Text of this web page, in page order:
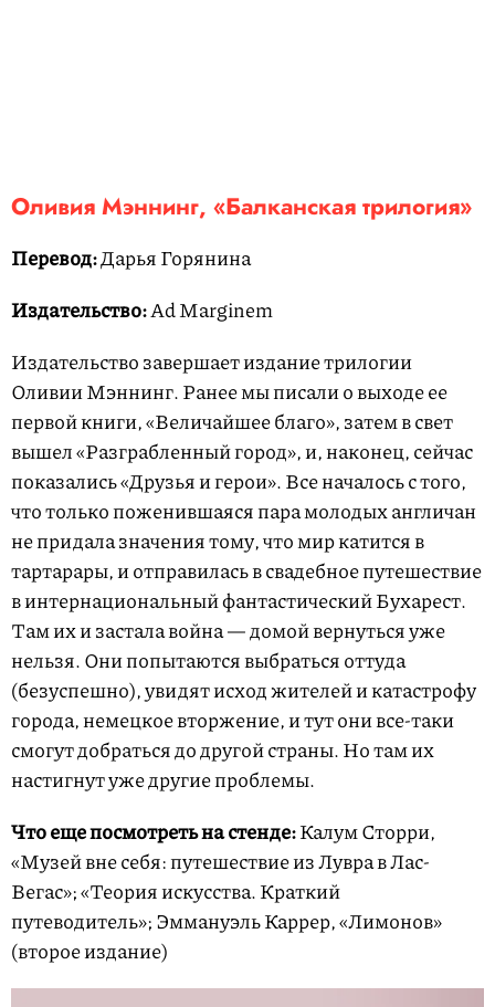
Оливия Мэннинг, «Балканская трилогия»
Перевод:Дарья Горянина
Издательство:Ad Marginem
Издательство завершает издание трилогии
Оливии Мэннинг. Ранее мы писали о выходе ее
первой книги, «Величайшее благо», затем в свет
вышел «Разграбленный город», и, наконец, сейчас
показались «Друзья и герои». Все началось с того,
что только поженившаяся пара молодых англичан
не придала значения тому, что мир катится в
тартарары, и отправилась в свадебное путешествие
в интернациональный фантастический Бухарест.
Там их и застала война — домой вернуться уже
нельзя. Они попытаются выбраться оттуда
(безуспешно), увидят исход жителей и катастрофу
города, немецкое вторжение, и тут они все-таки
смогут добраться до другой страны. Но там их
настигнут уже другие проблемы.
Что еще посмотреть на стенде:Калум Сторри,
«Музей вне себя: путешествие из Лувра в Лас-
Вегас»; «Теория искусства. Краткий
путеводитель»; Эммануэль Каррер, «Лимонов»
(второе издание)